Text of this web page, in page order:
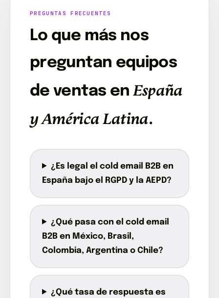
PREGUNTAS FRECUENTES
Lo que más nos
preguntan equipos
de ventas enEspaña
y América Latina.
¿Es legal el cold email B2B en
España bajo el RGPD y la AEPD?
¿Qué pasa con el cold email
B2B en México, Brasil,
Colombia, Argentina o Chile?
¿Qué tasa de respuesta es